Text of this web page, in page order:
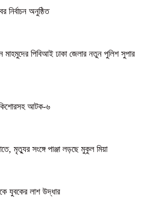
নির্বাচন অনুষ্ঠিত
মাহমুদের পিবিআই ঢাকা জেলার নতুন পুলিশ সুপার
কিশোরসহ আটক-৬
মৃত্যুর সংঙ্গে পাঞ্জা লড়ছে মুকুল মিয়া
যুবকের লাশ উদ্ধার